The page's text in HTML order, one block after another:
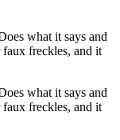
what it says and
faux freckles, and it
what it says and
faux freckles, and it